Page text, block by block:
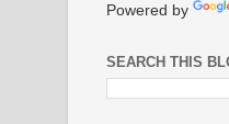
Powered by
SEARCH THIS